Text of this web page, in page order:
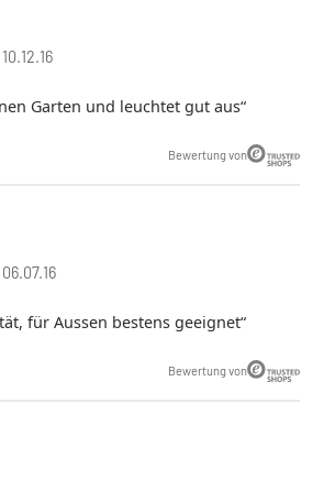
Garten und leuchtet gut aus
Bewertung von
für Aussen bestens geeignet
Bewertung von